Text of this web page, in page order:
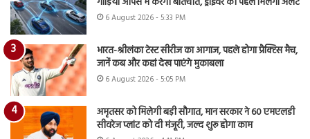
6 August 2026 - 5:33 PM
भारत-श्रीलंका टेस्ट सीरीज का आगाज, पहले होगा प्रैक्टिस मैच,
जानें कब और कहां देख पाएंगे मुकाबला
6 August 2026 - 5:05 PM
अमृतसर को मिलेगी बड़ी सौगात, मान सरकार ने 60 एमएलडी
सीवरेज प्लांट को दी मंजूरी, जल्द शुरू होगा काम